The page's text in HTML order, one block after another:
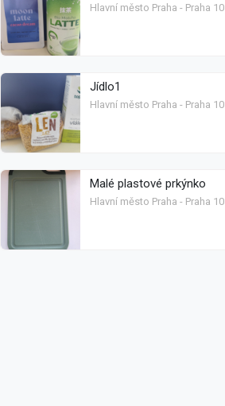
Hlavní město Praha - Praha 10
Jídlo1
Hlavní město Praha - Praha 10
Malé plastové prkýnko
Hlavní město Praha - Praha 10